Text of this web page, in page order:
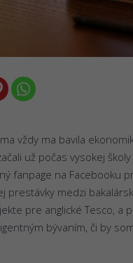
vždy ma bavila
už počas vysokej
fanpage na Facebooku
prestávky medzi
pre anglické Tesco, a
bývaním, či by